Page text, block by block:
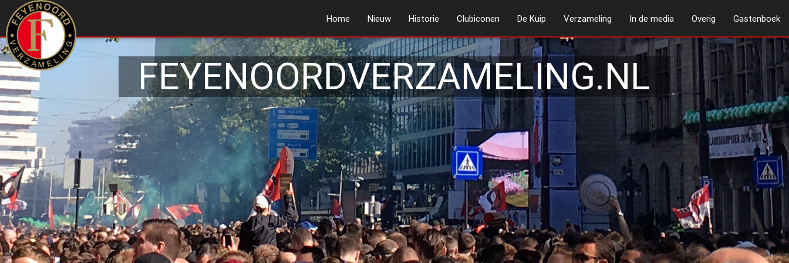
Home Nieuw Historie Clubiconen De Kuip Verzameling In de media Overig Gastenboek
FEYENOORDVERZAMELING.NL